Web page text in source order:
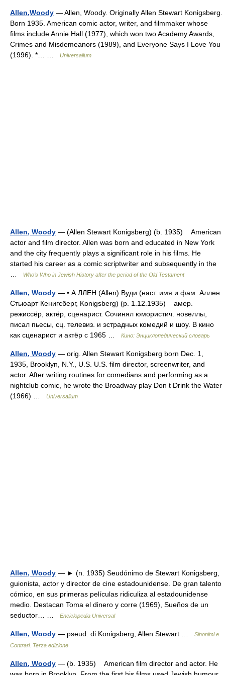
Allen,Woody — Allen, Woody. Originally Allen Stewart Konigsberg.
Born 1935. American comic actor, writer, and filmmaker whose
films include Annie Hall (1977), which won two Academy Awards,
Crimes and Misdemeanors (1989), and Everyone Says I Love You
(1996). *… …
Universalium
Allen, Woody — (Allen Stewart Konigsberg) (b. 1935) American
actor and film director. Allen was born and educated in New York
and the city frequently plays a significant role in his films. He
started his career as a comic scriptwriter and subsequently in the
Who’s Who in Jewish History after the period of the Old Testament
Allen, Woody — • А ЛЛЕН (Allen) Вуди (наст. имя и фам. Аллен
Стьюарт Кенигсберг, Konigsberg) (p. 1.12.1935) амер.
режиссёр, актёр, сценарист. Сочинял юмористич. новеллы,
писал пьесы, сц. телевиз. и эстрадных комедий и шоу. В кино
как сценарист и актёр с 1965 …
Кино: Энциклопедический словарь
Allen, Woody — orig. Allen Stewart Konigsberg born Dec. 1,
1935, Brooklyn, N.Y., U.S. U.S. film director, screenwriter, and
actor. After writing routines for comedians and performing as a
nightclub comic, he wrote the Broadway play Don t Drink the Water
(1966) …
Universalium
Allen, Woody — ► (n. 1935) Seudónimo de Stewart Konigsberg,
guionista, actor y director de cine estadounidense. De gran talento
cómico, en sus primeras películas ridiculiza al estadounidense
medio. Destacan Toma el dinero y corre (1969), Sueños de un
seductor… …
Enciclopedia Universal
Allen, Woody — pseud. di Konigsberg, Allen Stewart …
Sinonimi e
Contrari. Terza edizione
Allen, Woody — (b. 1935) American film director and actor. He